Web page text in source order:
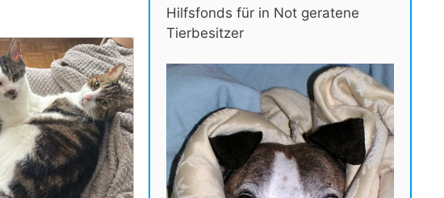
Hilfsfonds für in Not geratene
Tierbesitzer